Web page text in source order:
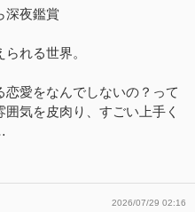
深夜鑑賞
れる世界。
愛をなんでしないの？って
気を皮肉り、すごい上手く
2026/07/29 02:16